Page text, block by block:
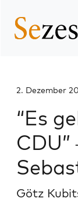
2. Dezember
“Es
Götz